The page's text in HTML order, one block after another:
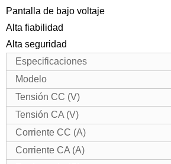
Pantalla de bajo voltaje
Alta fiabilidad
Alta seguridad
Especificaciones
Modelo
Tensión CC (V)
Tensión CA (V)
Corriente CC (A)
Corriente CA (A)